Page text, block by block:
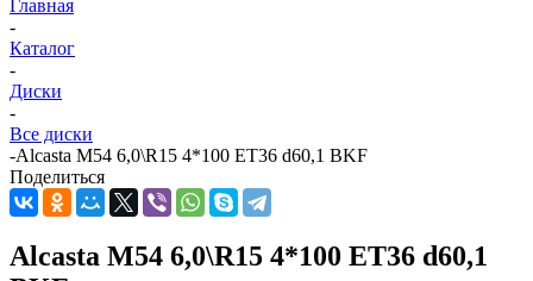
Главная
-
Каталог
-
Диски
-
Все диски
-Alcasta M54 6,0\R15 4*100 ET36 d60,1 BKF
Поделиться
Alcasta M54 6,0\R15 4*100 ET36 d60,1